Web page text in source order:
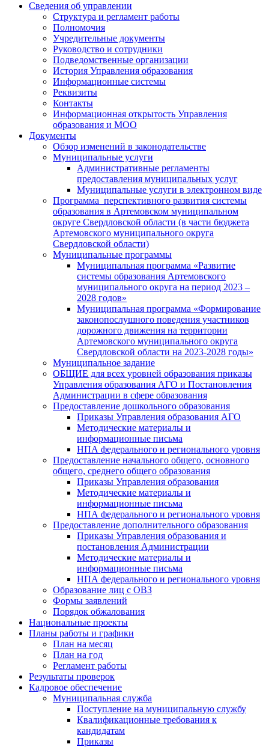
Сведения об управлении
Структура и регламент работы
Полномочия
Учредительные документы
Руководство и сотрудники
Подведомственные организации
История Управления образования
Информационные системы
Реквизиты
Контакты
Информационная открытость Управления
образования и МОО
Документы
Обзор изменений в законодательстве
Муниципальные услуги
Административные регламенты
предоставления муниципальных услуг
Муниципальные услуги в электронном виде
Программа перспективного развития системы
образования в Артемовском муниципальном
округе Свердловской области (в части бюджета
Артемовского муниципального округа
Свердловской области)
Муниципальные программы
Муниципальная программа «Развитие
системы образования Артемовского
муниципального округа на период 2023 –
2028 годов»
Муниципальная программа «Формирование
законопослушного поведения участников
дорожного движения на территории
Артемовского муниципального округа
Свердловской области на 2023-2028 годы»
Муниципальное задание
ОБЩИЕ для всех уровней образования приказы
Управления образования АГО и Постановления
Администрации в сфере образования
Предоставление дошкольного образования
Приказы Управления образования АГО
Методические материалы и
информационные письма
НПА федерального и регионального уровня
Предоставление начального общего, основного
общего, среднего общего образования
Приказы Управления образования
Методические материалы и
информационные письма
НПА федерального и регионального уровня
Предоставление дополнительного образования
Приказы Управления образования и
постановления Администрации
Методические материалы и
информационные письма
НПА федерального и регионального уровня
Образование лиц с ОВЗ
Формы заявлений
Порядок обжалования
Национальные проекты
Планы работы и графики
План на месяц
План на год
Регламент работы
Результаты проверок
Кадровое обеспечение
Муниципальная служба
Поступление на муниципальную службу
Квалификационные требования к
кандидатам
Приказы